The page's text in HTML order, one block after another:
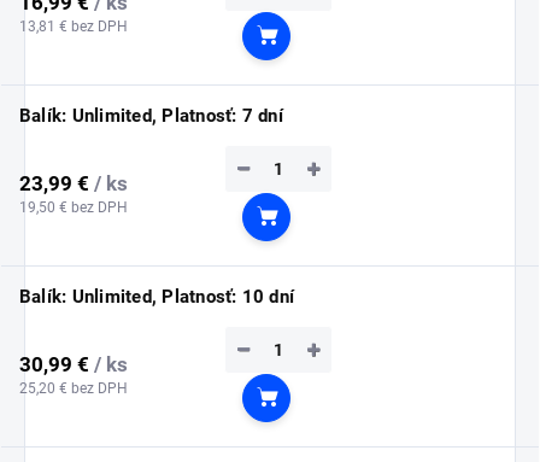
13,81 € bez DPH
Do košíka
Balík: Unlimited, Platnosť: 7 dní
23,99 € / ks
19,50 € bez DPH
+
−
Do košíka
Balík: Unlimited, Platnosť: 10 dní
30,99 € / ks
25,20 € bez DPH
+
−
Do košíka